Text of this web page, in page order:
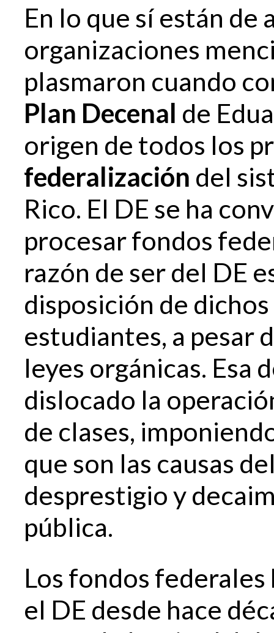
En lo que sí están de
organizaciones
plasmaron cuando
Plan Decenal de
origen de todos los
federalización del
Rico. El DE se ha
procesar fondos
razón de ser del DE
disposición de
estudiantes, a pesar
leyes orgánicas. Esa
dislocado la
de clases,
que son las causas
desprestigio y
pública.
Los fondos
el DE desde hace